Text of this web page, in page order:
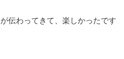
伝わってきて、楽しかったです